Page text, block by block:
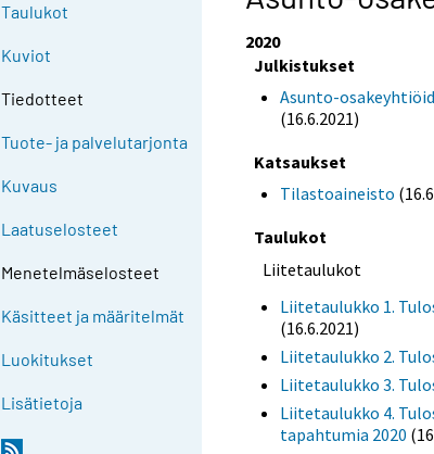
Taulukot
Kuviot
Tiedotteet
Tuote- ja palvelutarjonta
Kuvaus
Laatuselosteet
Menetelmäselosteet
Käsitteet ja määritelmät
Luokitukset
Lisätietoja
2020
Julkistukset
Asunto-
(16.6.2021)
Katsaukset
Tilastoaineisto
Taulukot
Liitetaulukot
Liitetaulukko 1.
(16.6.2021)
Liitetaulukko 2.
Liitetaulukko 3.
Liitetaulukko 4.
tapahtumia 2020